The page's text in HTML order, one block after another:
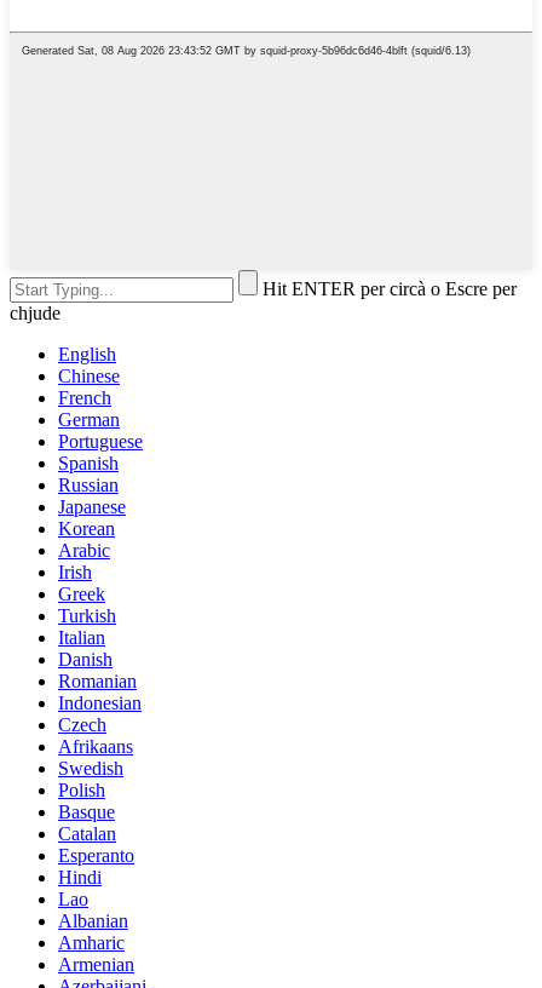
Hit ENTER per circà o Escre per
chjude
English
Chinese
French
German
Portuguese
Spanish
Russian
Japanese
Korean
Arabic
Irish
Greek
Turkish
Italian
Danish
Romanian
Indonesian
Czech
Afrikaans
Swedish
Polish
Basque
Catalan
Esperanto
Hindi
Lao
Albanian
Amharic
Armenian